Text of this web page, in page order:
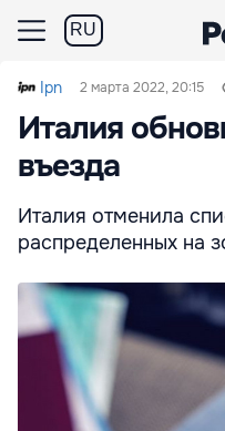
RU
Ipn 2 марта 2022, 20:15
Италия
въезда
Италия отменила
распределенных на